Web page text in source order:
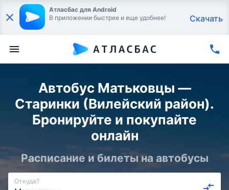
Атласбас для Android
В приложении быстрее и еще удобнее!
Скачать
Автобус Матьковцы —
Старинки (Вилейский район).
Бронируйте и покупайте
онлайн
Расписание и билеты на автобусы
Откуда?